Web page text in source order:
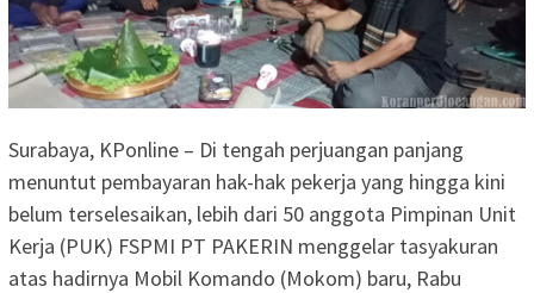
Surabaya, KPonline – Di tengah perjuangan panjang
menuntut pembayaran hak-hak pekerja yang hingga kini
belum terselesaikan, lebih dari 50 anggota Pimpinan Unit
Kerja (PUK) FSPMI PT PAKERIN menggelar tasyakuran
atas hadirnya Mobil Komando (Mokom) baru, Rabu